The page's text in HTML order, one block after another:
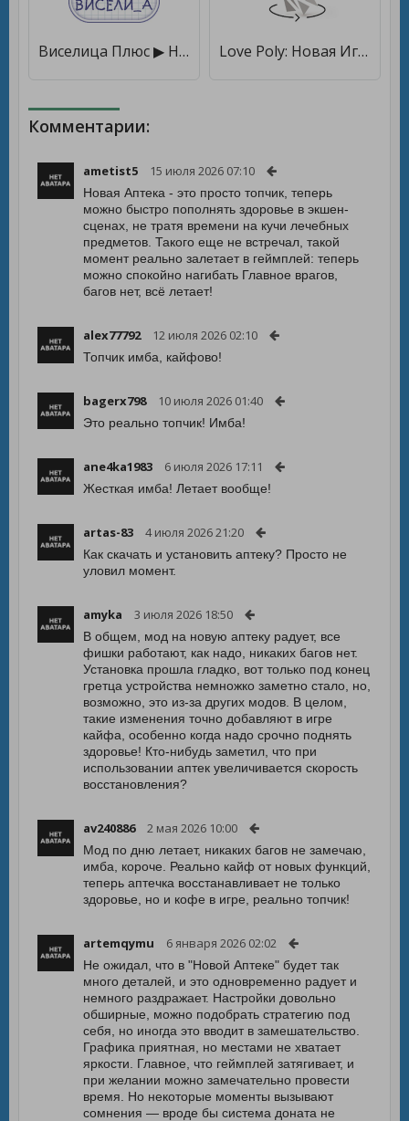
Виселица Плюс ▶ Новая версия словесной игры [Много монет] Love Poly: Новая Игра Пазл [Мод меню]
Комментарии:
ametist5 15 июля 2026 07:10
Новая Аптека - это просто топчик, теперь
можно быстро пополнять здоровье в экшен-
сценах, не тратя времени на кучи лечебных
предметов. Такого еще не встречал, такой
момент реально залетает в геймплей: теперь
можно спокойно нагибать Главное врагов,
багов нет, всё летает!
alex77792 12 июля 2026 02:10
Топчик имба, кайфово!
bagerx798 10 июля 2026 01:40
Это реально топчик! Имба!
ane4ka1983 6 июля 2026 17:11
Жесткая имба! Летает вообще!
artas-83 4 июля 2026 21:20
Как скачать и установить аптеку? Просто не
уловил момент.
amyka 3 июля 2026 18:50
В общем, мод на новую аптеку радует, все
фишки работают, как надо, никаких багов нет.
Установка прошла гладко, вот только под конец
гретца устройства немножко заметно стало, но,
возможно, это из-за других модов. В целом,
такие изменения точно добавляют в игре
кайфа, особенно когда надо срочно поднять
здоровье! Кто-нибудь заметил, что при
использовании аптек увеличивается скорость
восстановления?
av240886 2 мая 2026 10:00
Мод по дню летает, никаких багов не замечаю,
имба, короче. Реально кайф от новых функций,
теперь аптечка восстанавливает не только
здоровье, но и кофе в игре, реально топчик!
artemqymu 6 января 2026 02:02
Не ожидал, что в "Новой Аптеке" будет так
много деталей, и это одновременно радует и
немного раздражает. Настройки довольно
обширные, можно подобрать стратегию под
себя, но иногда это вводит в замешательство.
Графика приятная, но местами не хватает
яркости. Главное, что геймплей затягивает, и
при желании можно замечательно провести
время. Но некоторые моменты вызывают
сомнения — вроде бы система доната не